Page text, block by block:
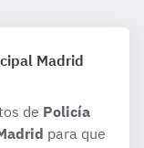
Madrid
de Policía
para que